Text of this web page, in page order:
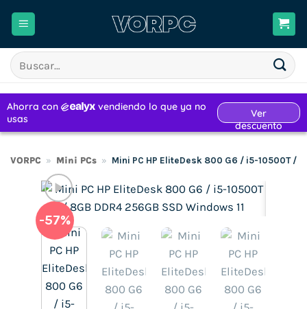
Buscar
por:
VORPC » Mini PCs » Mini PC HP EliteDesk 800 G6 / i5-10500T /
-57%